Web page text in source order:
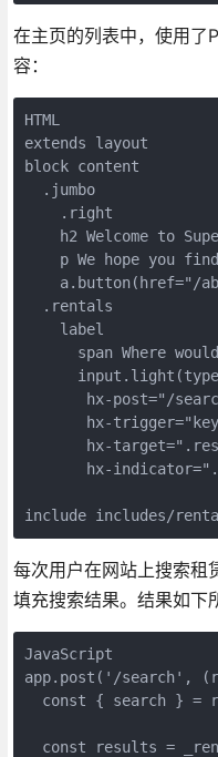
在主页的列表中，使用了
容：
HTML
extends layout
block content
  .jumbo
    .right
h2 Welcome to
p We hope you
a.button(href="/
  .rentals
    label
span Where
hx-post="/
hx-
hx-
hx-
include includes/
每次用户在网站上搜索租
填充搜索结果。结果如下
JavaScript
app.post('/search',
const { search } =
const results =